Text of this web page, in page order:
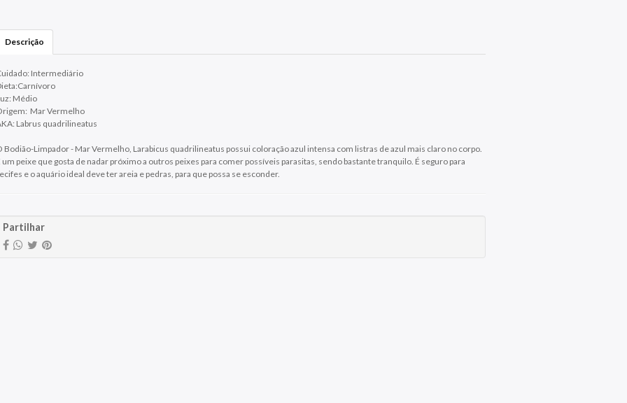
Descrição
Intermediário
Médio
Mar Vermelho
Labrus quadrilineatus
Bodião-Limpador - Mar Vermelho, Larabicus quadrilineatus possui coloração azul intensa com listras de azul mais claro no corpo.
um peixe que gosta de nadar próximo a outros peixes para comer possíveis parasitas, sendo bastante tranquilo. É seguro para
e o aquário ideal deve ter areia e pedras, para que possa se esconder.
Partilhar